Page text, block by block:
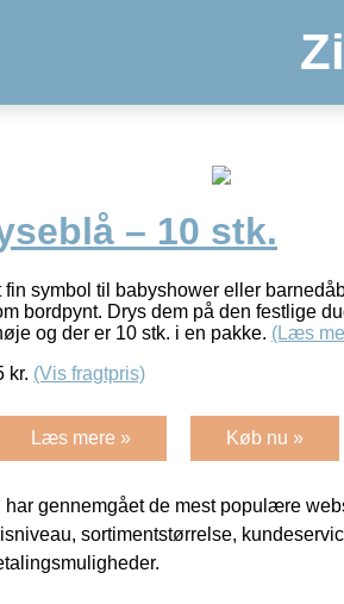
– 10 stk.
fin symbol til babyshower eller
bordpynt. Drys dem på den festlige
og der er 10 stk. i en pakke. (Læs
kr. (Vis fragtpris)
Læs mere » Køb nu »
har gennemgået de mest populære
sortimentstørrelse,